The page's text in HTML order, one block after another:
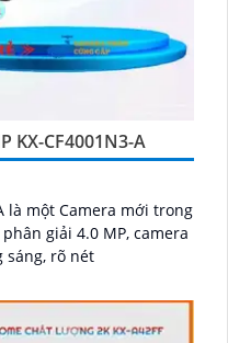
KX-CF4001N3-A
là một Camera mới trong
sáng, rõ nét